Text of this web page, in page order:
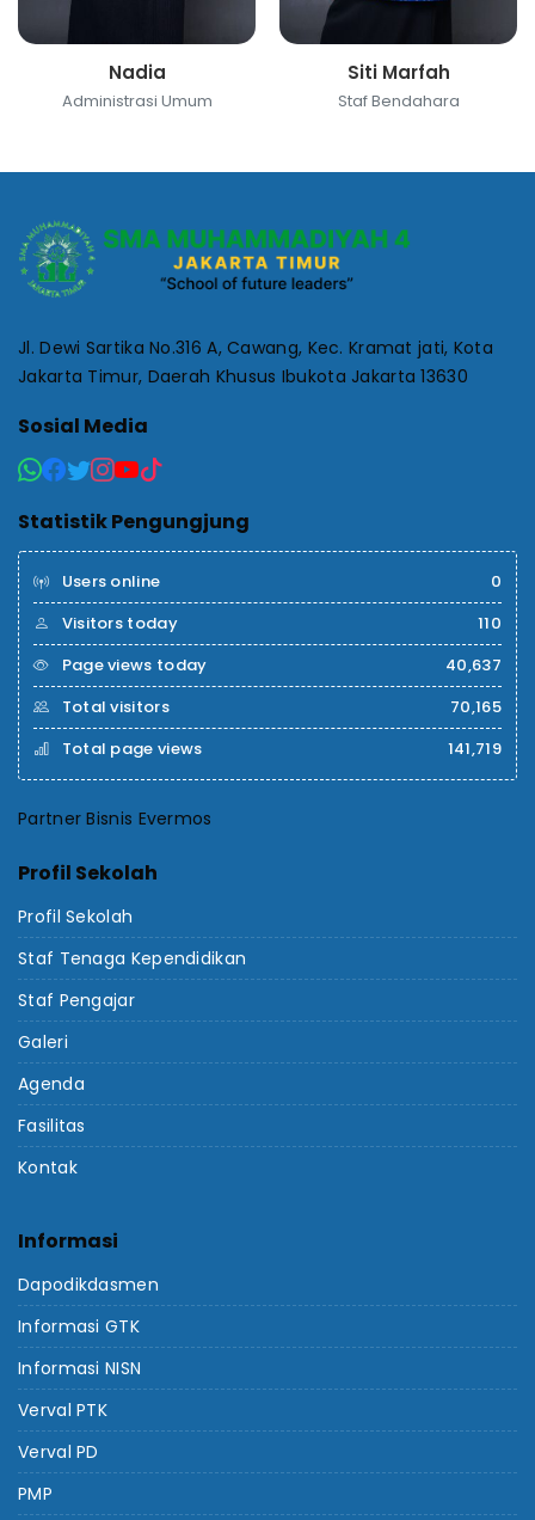
Nadia
Administrasi Umum
Siti Marfah
Staf Bendahara
Jl. Dewi Sartika No.316 A, Cawang, Kec. Kramat jati, Kota
Jakarta Timur, Daerah Khusus Ibukota Jakarta 13630
Sosial Media
Statistik Pengungjung
Users online
0
Visitors today
110
Page views today
40,637
Total visitors
70,165
Total page views
141,719
Partner Bisnis Evermos
Profil Sekolah
Profil Sekolah
Staf Tenaga Kependidikan
Staf Pengajar
Galeri
Agenda
Fasilitas
Kontak
Informasi
Dapodikdasmen
Informasi GTK
Informasi NISN
Verval PTK
Verval PD
PMP